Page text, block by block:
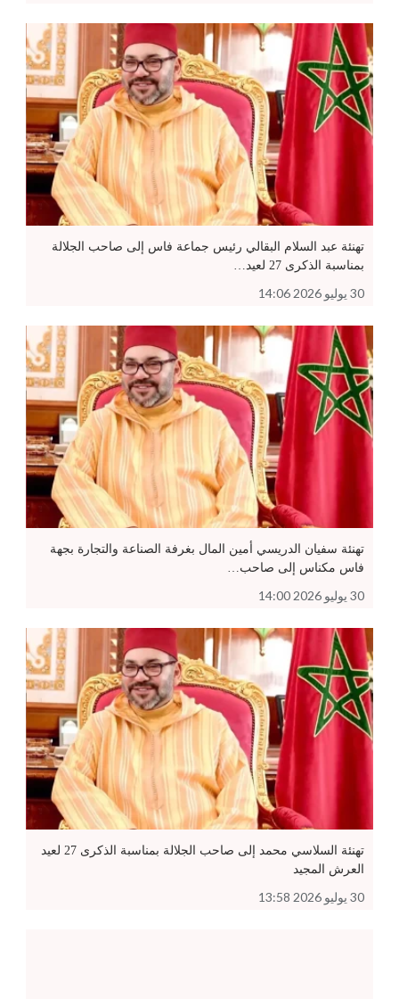
تهنئة عبد السلام البقالي رئيس جماعة فاس إلى صاحب الجلالة
بمناسبة الذكرى 27 لعيد…
30 يوليو 2026 14:06
تهنئة سفيان الدريسي أمين المال بغرفة الصناعة والتجارة بجهة
فاس مكناس إلى صاحب…
30 يوليو 2026 14:00
تهنئة السلاسي محمد إلى صاحب الجلالة بمناسبة الذكرى 27 لعيد
العرش المجيد
30 يوليو 2026 13:58